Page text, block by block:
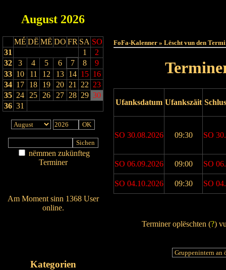
August 2026
MÉ DË MË DO FR SA SO
31
1
2
32
3 4 5 6 7 8
9
33 10 11 12 13 14 15 16
34 17 18 19 20 21 22 23
35 24 25 26 27 28 29 30
36 31
nëmmen zukünfteg
Terminer
Am Moment sinn 1368 User
online.
Kategorien
FoFa-Kalenner » Lëscht vun den
Ufanksdatum Ufankszäit
SO 30.08.2026 09:30 SO
SO 06.09.2026 09:00 SO
SO 04.10.2026 09:30 SO
Terminer oplëschten (?)